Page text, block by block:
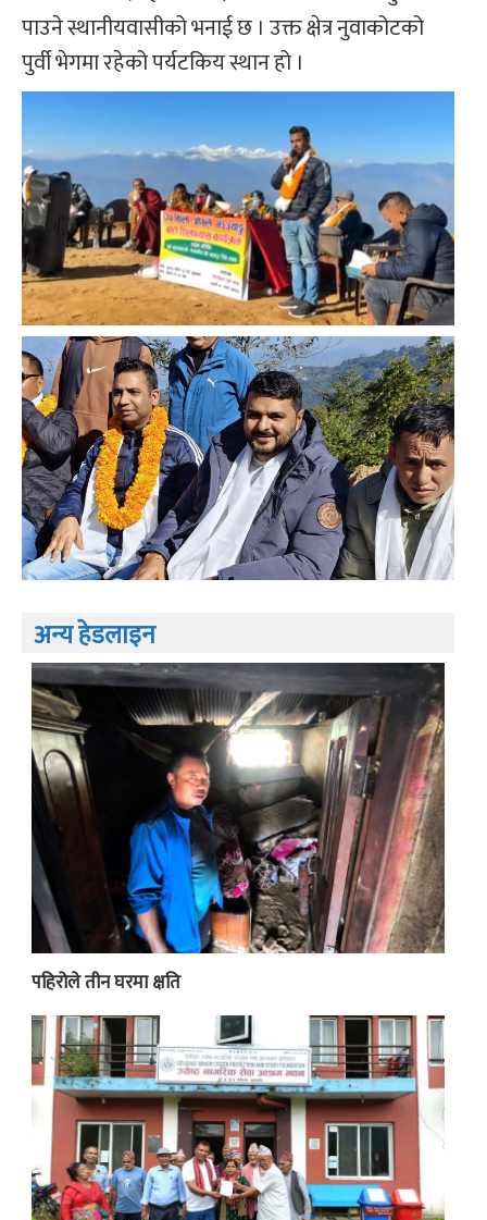
पाउने स्थानीयवासीको भनाई छ । उक्त क्षेत्र नुवाकोटको
पुर्वी भेगमा रहेको पर्यटकिय स्थान हो ।
अन्य हेडलाइन
पहिरोले तीन घरमा क्षति